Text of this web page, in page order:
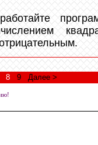
8 9 Далее >